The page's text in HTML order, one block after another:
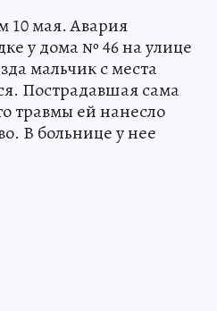
10 мая. Авария
у дома № 46 на улице
мальчик с места
Пострадавшая сама
травмы ей нанесло
В больнице у нее